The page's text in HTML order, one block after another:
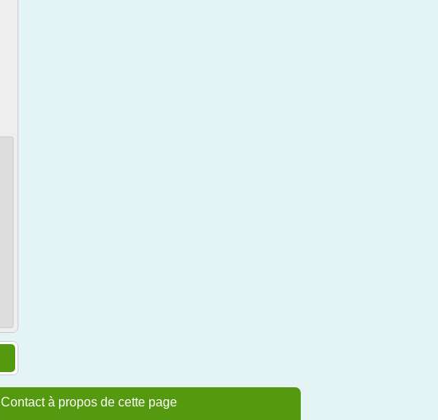
Contact à propos de cette page